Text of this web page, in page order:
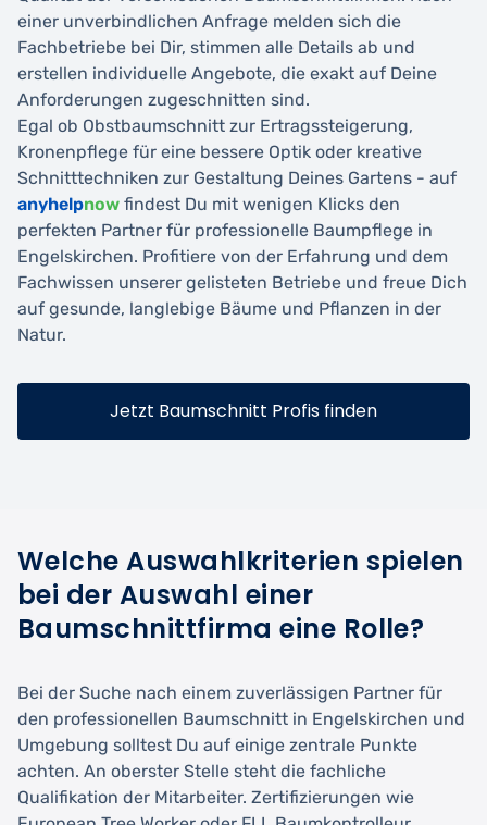
einer unverbindlichen Anfrage melden sich die
Fachbetriebe bei Dir, stimmen alle Details ab und
erstellen individuelle Angebote, die exakt auf Deine
Anforderungen zugeschnitten sind.
Egal ob Obstbaumschnitt zur Ertragssteigerung,
Kronenpflege für eine bessere Optik oder kreative
Schnitttechniken zur Gestaltung Deines Gartens - auf
anyhelpnow findest Du mit wenigen Klicks den
perfekten Partner für professionelle Baumpflege in
Engelskirchen. Profitiere von der Erfahrung und dem
Fachwissen unserer gelisteten Betriebe und freue Dich
auf gesunde, langlebige Bäume und Pflanzen in der
Natur.
Jetzt Baumschnitt Profis finden
Welche Auswahlkriterien spielen
bei der Auswahl einer
Baumschnittfirma eine Rolle?
Bei der Suche nach einem zuverlässigen Partner für
den professionellen Baumschnitt in Engelskirchen und
Umgebung solltest Du auf einige zentrale Punkte
achten. An oberster Stelle steht die fachliche
Qualifikation der Mitarbeiter. Zertifizierungen wie